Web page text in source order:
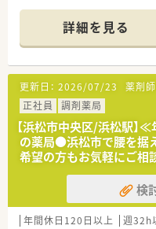
＊
【店舗情報と応需状況
■遠州鉄道鉄道線の上
り、マイカーでの通勤
■門前のクリニックか
53枚の処方箋を応需し
■薬剤師は常勤2名、
て業務を進めています
【法人特徴について】
■全国に約400店舗を
安定した経営を続けて
■業界のパイオニアと
がけ、全国に170店舗
詳細を見る
更新日： 2026/07/23 薬剤
正社員
調剤薬局
【浜松市中央区/浜松駅
の薬局●浜松市で腰を据
希望の方もお気軽にご相
検
年間休日120日以上 週32h